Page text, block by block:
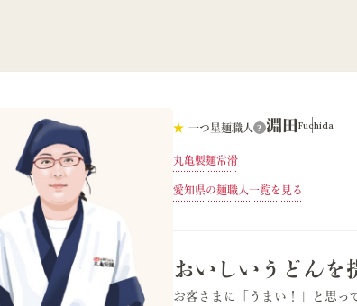
★ 一つ星麺職人 ? 淵田Fuchida
丸亀製麺常滑
愛知県の麺職人一覧を見る
おいしいうどんを
お客さまに「うまい！」と思っ